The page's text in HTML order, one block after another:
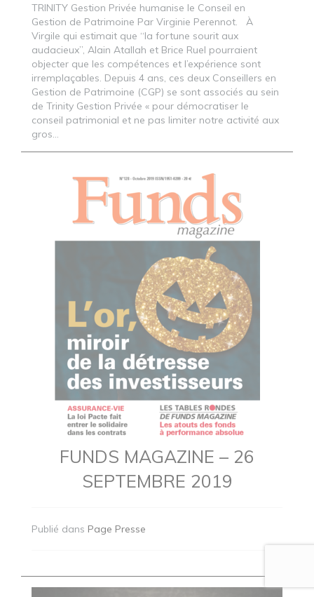
TRINITY Gestion Privée humanise le Conseil en
Gestion de Patrimoine Par Virginie Perennot. À
Virgile qui estimait que “la fortune sourit aux
audacieux”, Alain Atallah et Brice Ruel pourraient
objecter que les compétences et l’expérience sont
irremplaçables. Depuis 4 ans, ces deux Conseillers en
Gestion de Patrimoine (CGP) se sont associés au sein
de Trinity Gestion Privée « pour démocratiser le
conseil patrimonial et ne pas limiter notre activité aux
gros...
FUNDS MAGAZINE – 26
SEPTEMBRE 2019
Publié dans Page Presse